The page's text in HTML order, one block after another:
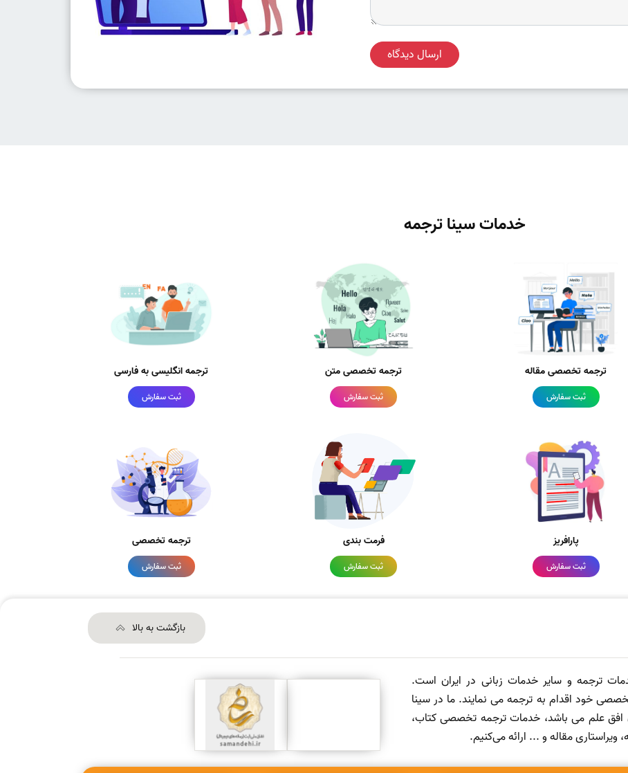
ارسال دیدگاه
خدمات سینا ترجمه
ترجمه تخصصی مقاله
ثبت سفارش
ترجمه تخصصی متن
ثبت سفارش
ترجمه انگلیسی به فارسی
ثبت سفارش
پارافریز
ثبت سفارش
فرمت بندی
ثبت سفارش
ترجمه تخصصی
ثبت سفارش
بازگشت به بالا
ترجمه و سایر خدمات زبانی در ایران است.
خود اقدام به ترجمه می نمایند. ما در سینا
افق علم می باشد، خدمات ترجمه تخصصی کتاب،
مقاله و ... ارائه می‌کنیم.